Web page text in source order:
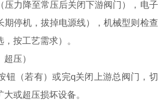
压力降至常压后关闭下游阀门），电子
期停机，拔掉电源线），机械型则检查
按工艺需求）。
压）
（若有）或完q关闭上游总阀门，切
或超压损坏设备。